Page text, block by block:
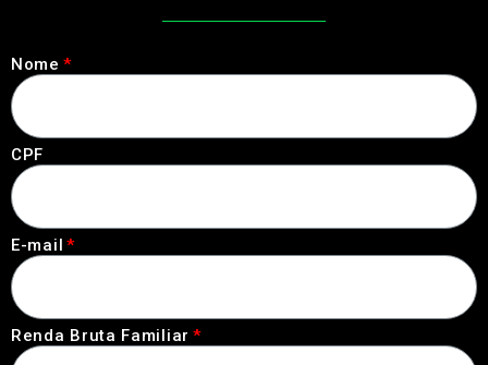
Nome
CPF
E-mail
Renda Bruta Familiar